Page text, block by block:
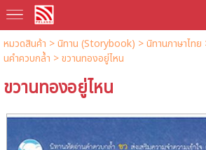
หมวดสินค้า >นิทาน (Storybook) >นิทานภาษาไทย
นคำควบกล้ำ > ขวานทองอยู่ไหน
ขวานทองอยู่ไหน